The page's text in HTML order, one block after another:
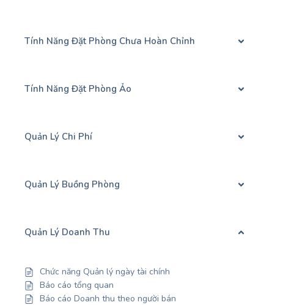
Tính Năng Đặt Phòng Chưa Hoàn Chỉnh
Tính Năng Đặt Phòng Ảo
Quản Lý Chi Phí
Quản Lý Buồng Phòng
Quản Lý Doanh Thu
Chức năng Quản lý ngày tài chính
Báo cáo tổng quan
Báo cáo Doanh thu theo người bán